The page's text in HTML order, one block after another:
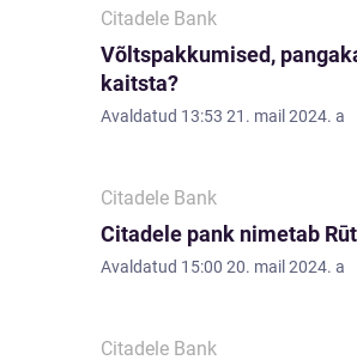
Citadele Bank
Võltspakkumised,
kaitsta?
Avaldatud 13:53 21. mail 2024. a
Citadele Bank
Citadele pank nimetab
Avaldatud 15:00 20. mail 2024. a
Citadele Bank